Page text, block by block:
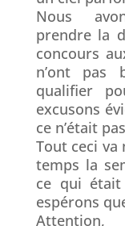
Nous
prendre la
concours
n’ont pas
qualifier
excusons
ce n’était
Tout ceci va
temps la
ce qui était
espérons